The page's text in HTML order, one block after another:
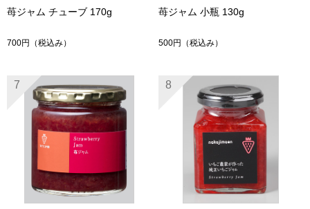
苺ジャム チューブ 170g
700円 （税込み）
苺ジャム 小瓶 130g
500円 （税込み）
7 8